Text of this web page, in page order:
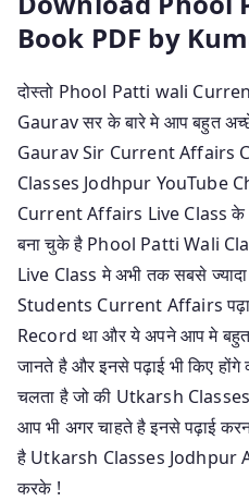
Book PDF by
दोस्तो Phool Patti wali
Gaurav सर के बारे मे आप बहुत
Gaurav Sir Current Affairs
Classes Jodhpur YouTube
Current Affairs Live Class के
बना चुके है Phool Patti Wali
Live Class मे अभी तक सबसे
Students Current Affairs
Record था और ये अपने आप मे बहुत
जानते है और इनसे पढ़ाई भी किए
चलता है जो की Utkarsh
आप भी अगर चाहते है इनसे पढ़ाई
है Utkarsh Classes Jodhpur
करके !